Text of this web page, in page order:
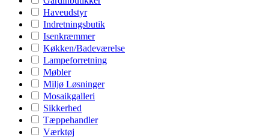
Haveudstyr
Indretningsbutik
Isenkræmmer
Køkken/Badeværelse
Lampeforretning
Møbler
Miljø Løsninger
Mosaikgalleri
Sikkerhed
Tæppehandler
Værktøj